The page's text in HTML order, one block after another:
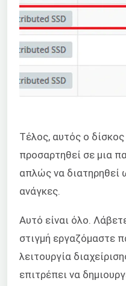
Τέλος, αυτός ο
προσαρτηθεί σε μια
απλώς να διατηρηθεί
ανάγκες.
Αυτό είναι όλο.
στιγμή εργαζόμαστε
λειτουργία
επιτρέπει να